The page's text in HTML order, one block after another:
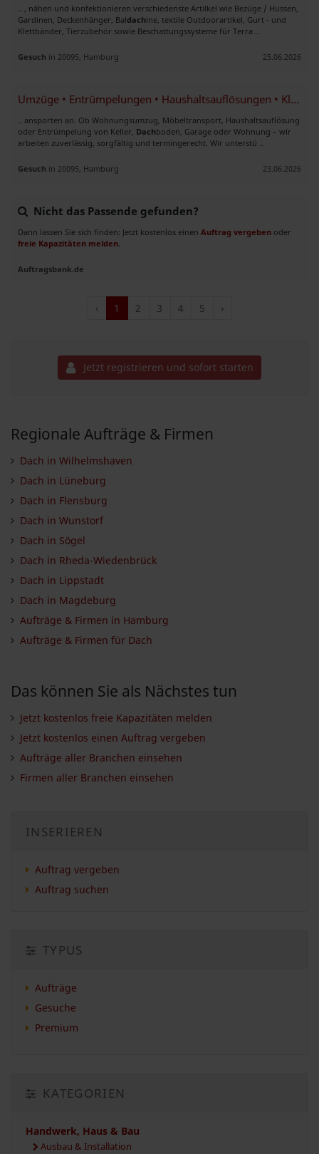
.. , nähen und konfektionieren verschiedenste Artilkel wie Bezüge / Hussen,
Gardinen, Deckenhänger, Baldachine, textile Outdoorartikel, Gurt - und
Klettbänder, Tierzubehör sowie Beschattungssysteme für Terra ..
Gesuch in 20095, Hamburg 25.06.2026
Umzüge • Entrümpelungen • Haushaltsauflösungen • Kleintransporte
.. ansporten an. Ob Wohnungsumzug, Möbeltransport, Haushaltsauflösung
oder Entrümpelung von Keller, Dachboden, Garage oder Wohnung – wir
arbeiten zuverlässig, sorgfältig und termingerecht. Wir unterstü ..
Gesuch in 20095, Hamburg 23.06.2026
Nicht das Passende gefunden?
Dann lassen Sie sich finden: Jetzt kostenlos einen Auftrag vergeben oder
freie Kapazitäten melden.
Auftragsbank.de
‹ 1 2 3 4 5 ›
Jetzt registrieren und sofort starten
Regionale Aufträge & Firmen
Dach in Wilhelmshaven
Dach in Lüneburg
Dach in Flensburg
Dach in Wunstorf
Dach in Sögel
Dach in Rheda-Wiedenbrück
Dach in Lippstadt
Dach in Magdeburg
Aufträge & Firmen in Hamburg
Aufträge & Firmen für Dach
Das können Sie als Nächstes tun
Jetzt kostenlos freie Kapazitäten melden
Jetzt kostenlos einen Auftrag vergeben
Aufträge aller Branchen einsehen
Firmen aller Branchen einsehen
INSERIEREN
Auftrag vergeben
Auftrag suchen
TYPUS
Aufträge
Gesuche
Premium
KATEGORIEN
Handwerk, Haus & Bau
Ausbau & Installation